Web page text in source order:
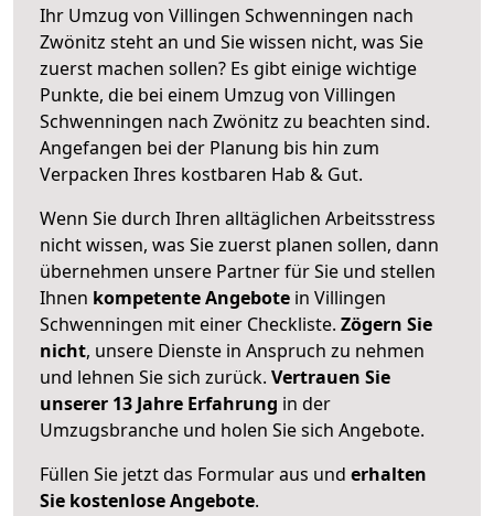
Ihr Umzug von Villingen Schwenningen nach
Zwönitz steht an und Sie wissen nicht, was Sie
zuerst machen sollen? Es gibt einige wichtige
Punkte, die bei einem Umzug von Villingen
Schwenningen nach Zwönitz zu beachten sind.
Angefangen bei der Planung bis hin zum
Verpacken Ihres kostbaren Hab & Gut.
Wenn Sie durch Ihren alltäglichen Arbeitsstress
nicht wissen, was Sie zuerst planen sollen, dann
übernehmen unsere Partner für Sie und stellen
Ihnen kompetente Angebote in Villingen
Schwenningen mit einer Checkliste. Zögern Sie
nicht, unsere Dienste in Anspruch zu nehmen
und lehnen Sie sich zurück. Vertrauen Sie
unserer 13 Jahre Erfahrung in der
Umzugsbranche und holen Sie sich Angebote.
Füllen Sie jetzt das Formular aus und erhalten
Sie kostenlose Angebote.